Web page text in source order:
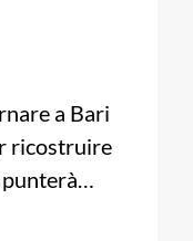
a Bari
ricostruire
punterà…